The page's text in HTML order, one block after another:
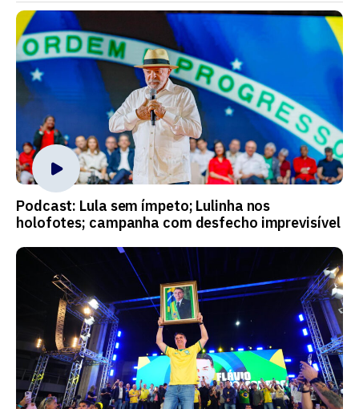
Podcast: Lula sem ímpeto; Lulinha nos
holofotes; campanha com desfecho imprevisível